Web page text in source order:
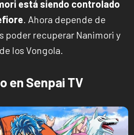
está siendo controlado
. Ahora depende de
poder recuperar Nanimori y
los Vongola.
en Senpai TV